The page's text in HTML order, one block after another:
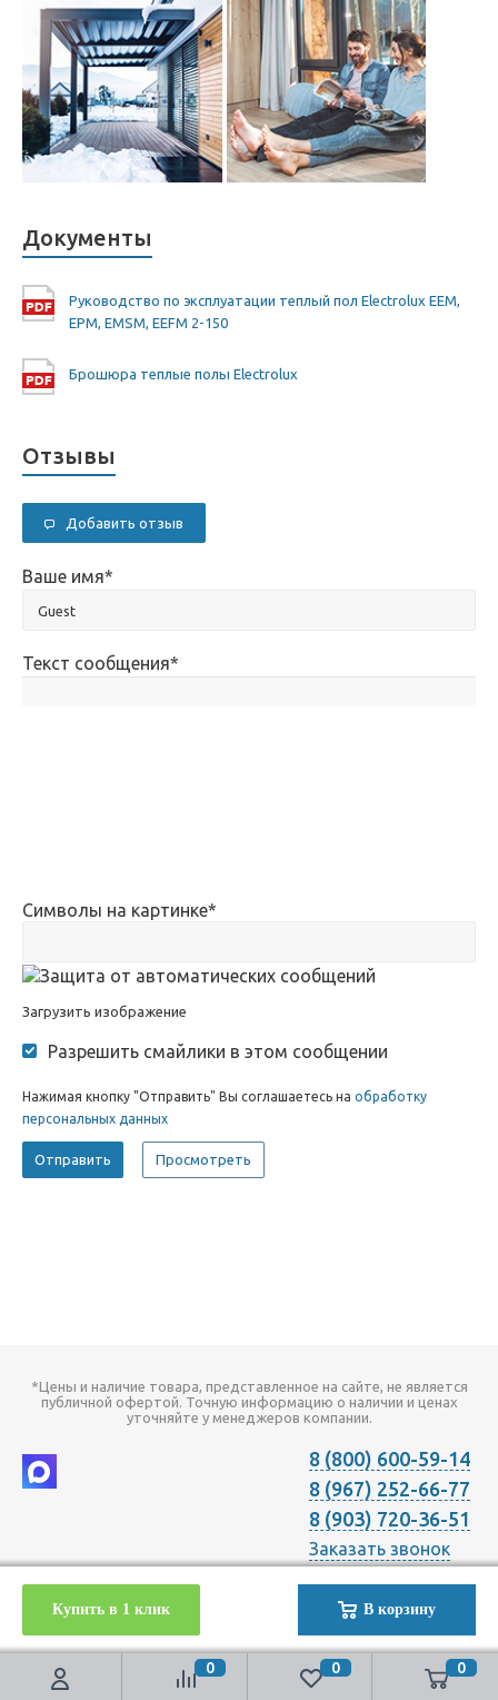
В корзину
Купить в 1 клик
Документы
Руководство по эксплуатации теплый пол Electrolux EEM,
EPM, EMSM, EEFM 2-150
Брошюра теплые полы Electrolux
Отзывы
Добавить отзыв
Ваше имя*
Текст сообщения*
Символы на картинке*
Загрузить изображение
Разрешить смайлики в этом сообщении
Нажимая кнопку "Отправить" Вы соглашаетесь на обработку
персональных данных
*Цены и наличие товара, представленное на сайте, не является
публичной офертой. Точную информацию о наличии и ценах
уточняйте у менеджеров компании.
8 (800) 600-59-14
8 (967) 252-66-77
8 (903) 720-36-51
Заказать звонок
2026 © Компания "Онлайн Климат" продажа оборудования для
Отопления Вентиляции Кондиционирования в Москве с
0 0 0